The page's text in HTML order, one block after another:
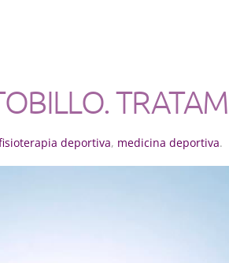
deportiva, medicina deportiva.